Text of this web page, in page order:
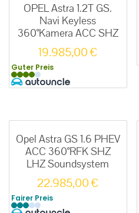
OPEL Astra 1.2T GS.
Navi Keyless
360°Kamera ACC SHZ
19.985,00€
Guter Preis
Opel Astra GS 1.6 PHEV
ACC 360°RFK SHZ
LHZ Soundsystem
22.985,00€
Fairer Preis